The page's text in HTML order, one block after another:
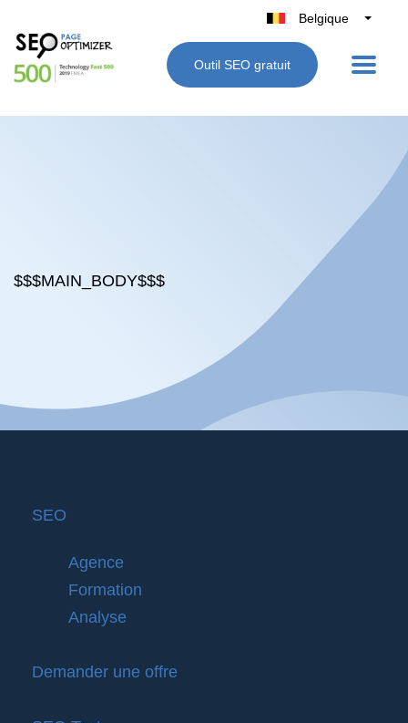
Belgique
België
Nederland
Outil SEO gratuit
$$$MAIN_BODY$$$
SEO
Agence
Formation
Analyse
Demander une offre